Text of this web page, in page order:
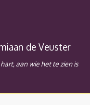
de Veuster
aan wie het te zien is